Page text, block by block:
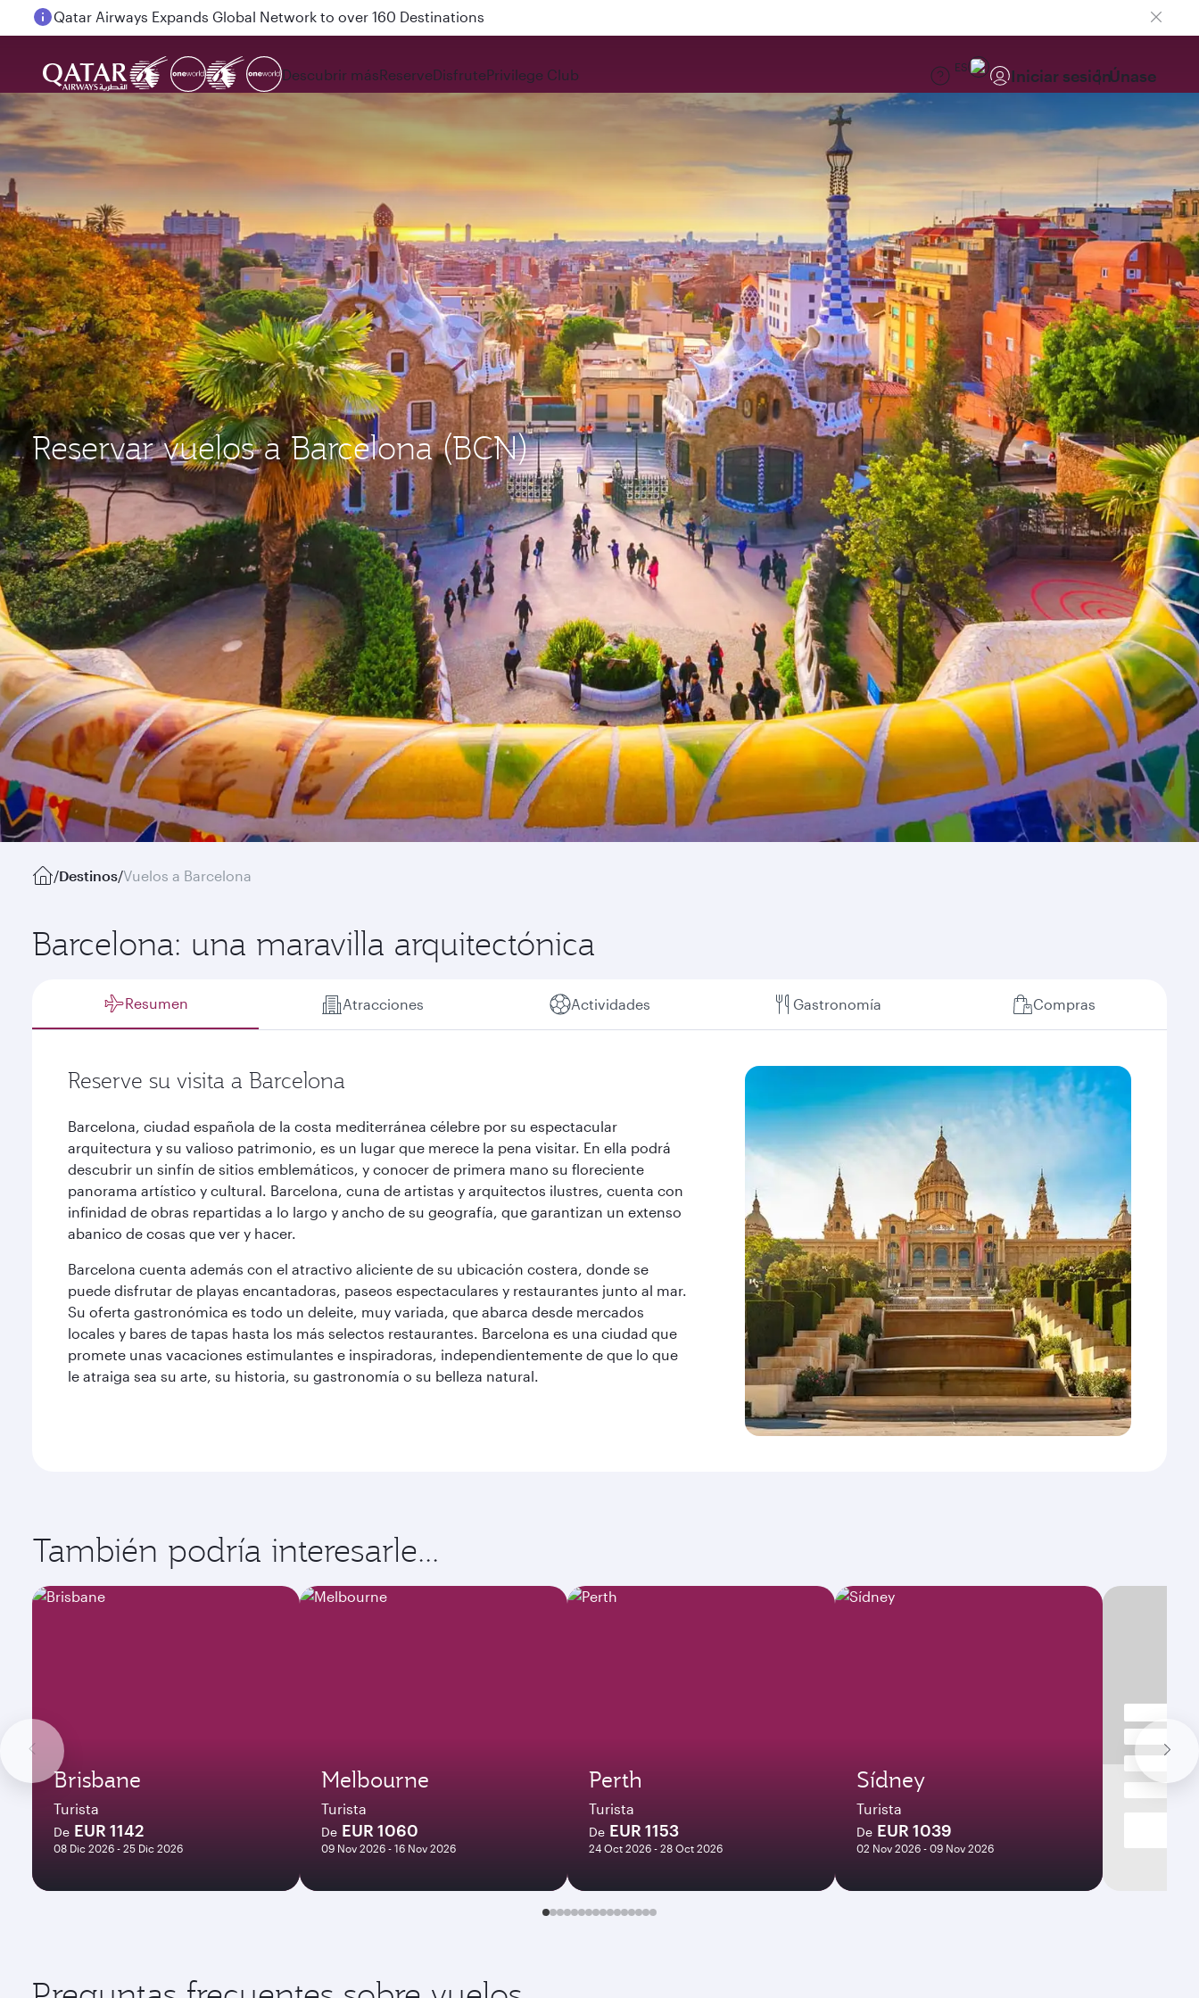
Passengers flying between Doha and Auckland on QR914 and QR915
Descubrir másReserveDisfrutePrivilege Club ES Iniciar sesiónÚnase
Reservar vuelos a Barcelona (BCN)
/Destinos/Vuelos a Barcelona
Barcelona: una maravilla arquitectónica
Resumen Atracciones Actividades Gastronomía Compras
Reserve su visita a Barcelona
Barcelona, ciudad española de la costa mediterránea célebre por su espectacular
arquitectura y su valioso patrimonio, es un lugar que merece la pena visitar. En ella podrá
descubrir un sinfín de sitios emblemáticos, y conocer de primera mano su floreciente
panorama artístico y cultural. Barcelona, cuna de artistas y arquitectos ilustres, cuenta con
infinidad de obras repartidas a lo largo y ancho de su geografía, que garantizan un extenso
abanico de cosas que ver y hacer.
Barcelona cuenta además con el atractivo aliciente de su ubicación costera, donde se
puede disfrutar de playas encantadoras, paseos espectaculares y restaurantes junto al mar.
Su oferta gastronómica es todo un deleite, muy variada, que abarca desde mercados
locales y bares de tapas hasta los más selectos restaurantes. Barcelona es una ciudad que
promete unas vacaciones estimulantes e inspiradoras, independientemente de que lo que
le atraiga sea su arte, su historia, su gastronomía o su belleza natural.
También podría interesarle...
Brisbane
Turista
De EUR 1142
08 Dic 2026 - 25 Dic 2026
Melbourne
Turista
De EUR 1060
09 Nov 2026 - 16 Nov 2026
Perth
Turista
De EUR 1153
24 Oct 2026 - 28 Oct 2026
Sídney
Turista
De EUR 1039
02 Nov 2026 - 09 Nov 2026